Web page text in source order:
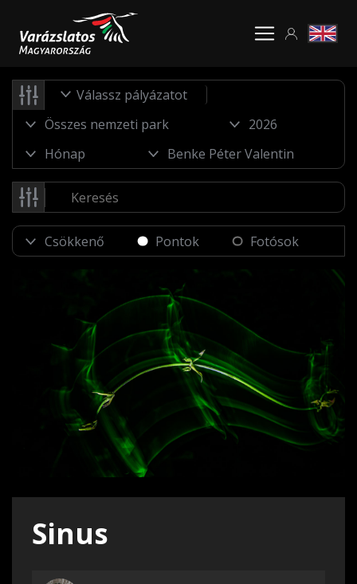
Válassz pályázatot
Pontok Fotósok
Sinus